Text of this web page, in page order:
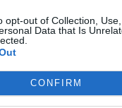
opt-out of Collection,
Data that Is
CONFIRM
y en
figura la